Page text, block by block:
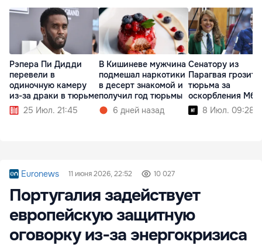
Рэпера Пи Дидди
перевели в
одиночную камеру
из-за драки в тюрьме
25 Июл. 21:45
В Кишиневе мужчина
подмешал наркотики
в десерт знакомой и
получил год тюрьмы
6 дней назад
Сенатору из
Парагвая грозит
тюрьма за
оскорбления
8 Июл. 09:28
Euronews 11 июня 2026, 22:52 10 027
Португалия задействует
европейскую защитную
оговорку из‑за энергокризиса